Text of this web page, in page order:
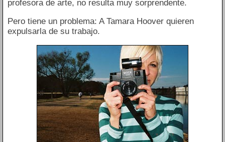
profesora de arte, no resulta muy sorprendente.
Pero tiene un problema: A Tamara Hoover quieren
expulsarla de su trabajo.